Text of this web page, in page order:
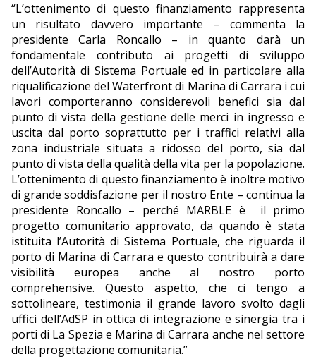
“L’ottenimento di questo finanziamento rappresenta
un risultato davvero importante – commenta la
presidente Carla Roncallo – in quanto darà un
fondamentale contributo ai progetti di sviluppo
dell’Autorità di Sistema Portuale ed in particolare alla
riqualificazione del Waterfront di Marina di Carrara i cui
lavori comporteranno considerevoli benefici sia dal
punto di vista della gestione delle merci in ingresso e
uscita dal porto soprattutto per i traffici relativi alla
zona industriale situata a ridosso del porto, sia dal
punto di vista della qualità della vita per la popolazione.
L’ottenimento di questo finanziamento è inoltre motivo
di grande soddisfazione per il nostro Ente – continua la
presidente Roncallo – perché MARBLE è
il primo
progetto comunitario approvato, da quando è stata
istituita l’Autorità di Sistema Portuale, che riguarda il
porto di Marina di Carrara e questo contribuirà a dare
visibilità europea anche al nostro porto
comprehensive. Questo aspetto, che ci tengo a
sottolineare, testimonia il grande lavoro svolto dagli
uffici dell’AdSP in ottica di integrazione e sinergia tra i
porti di La Spezia e Marina di Carrara anche nel settore
della progettazione comunitaria.”